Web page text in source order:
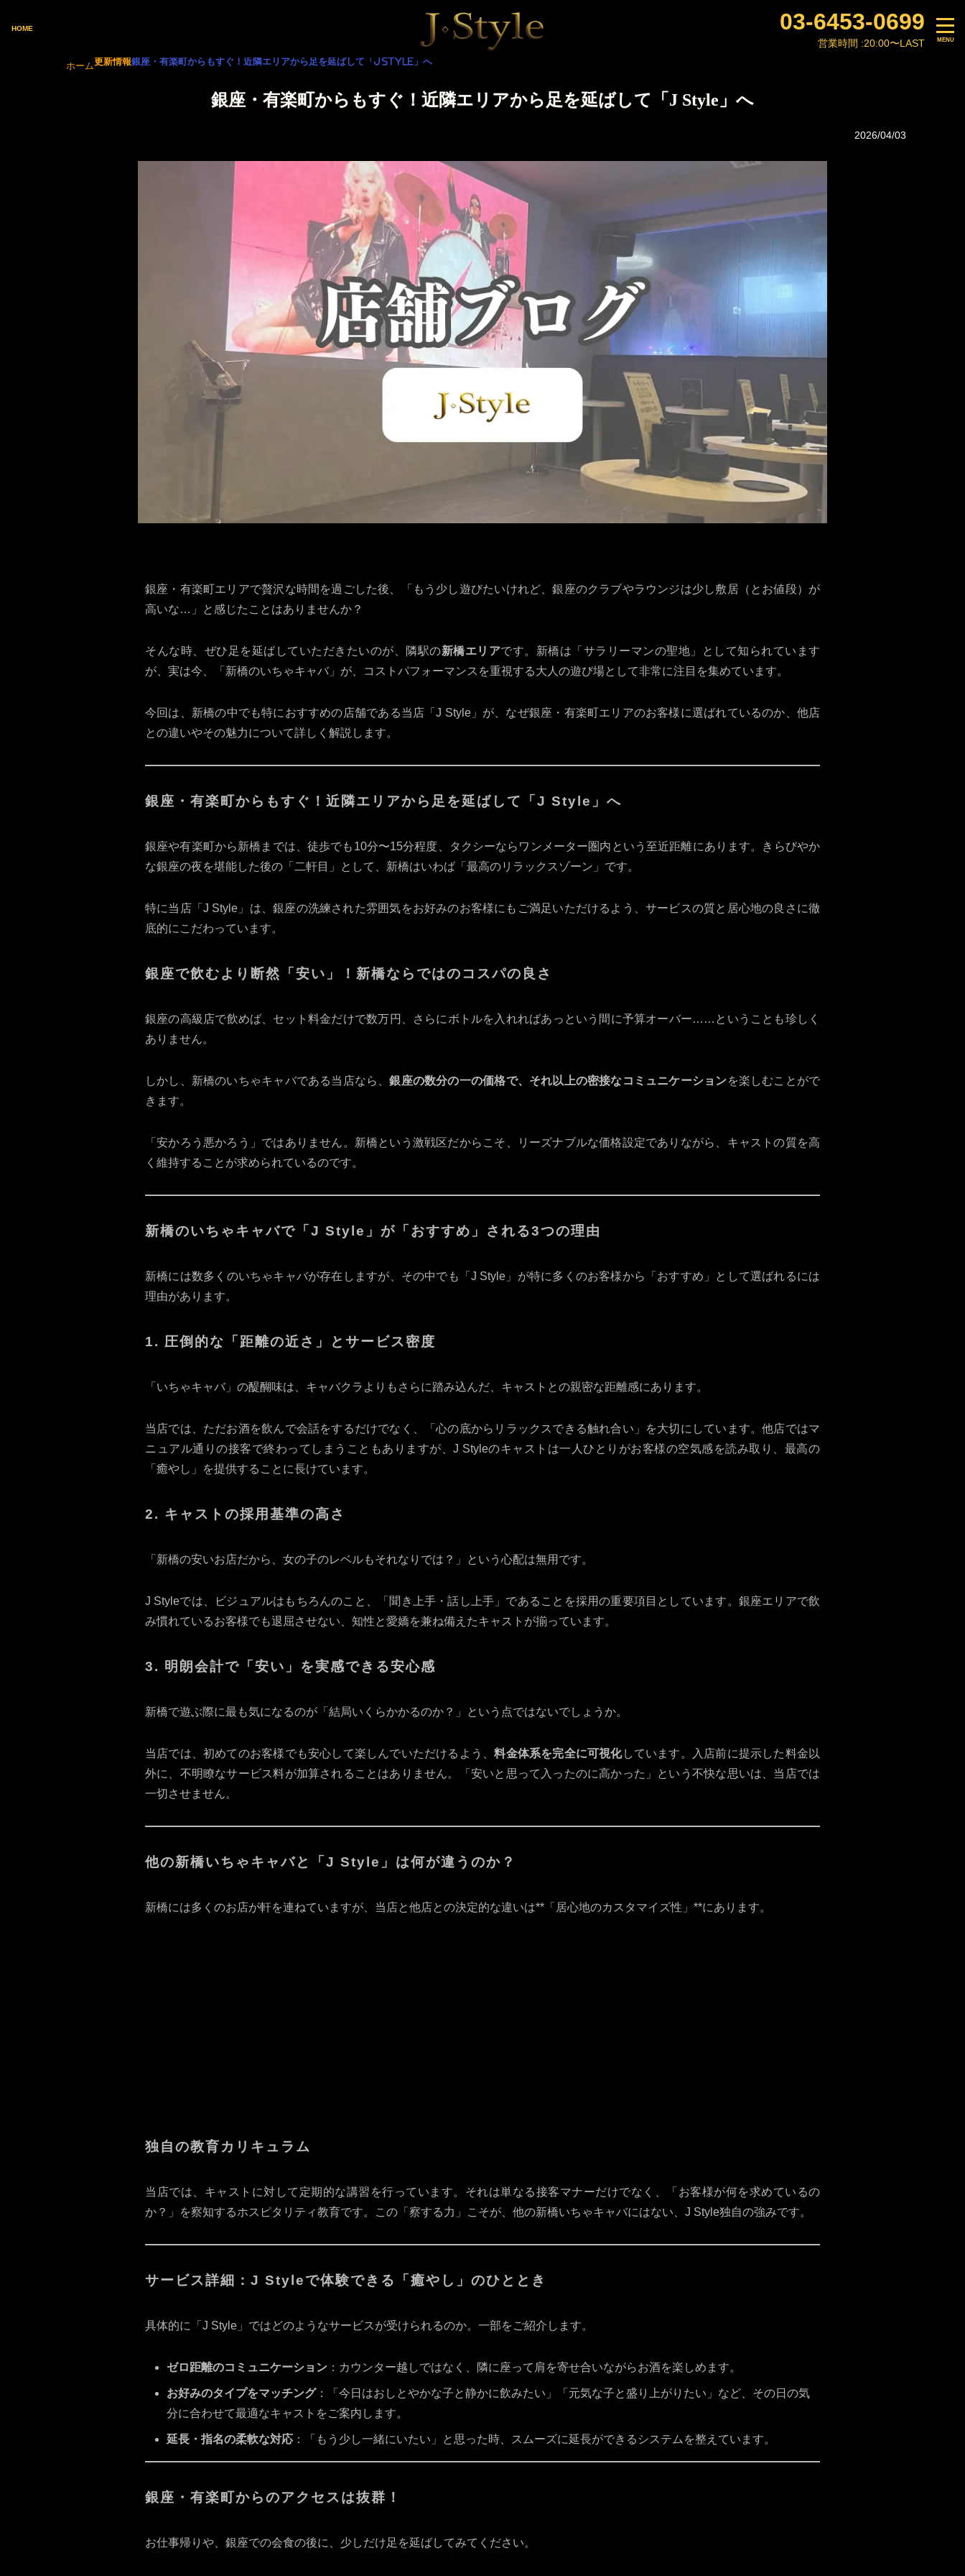
03-6453-0699
営業時間 :20:00〜LAST
HOME
ホーム更新情報銀座・有楽町からもすぐ！近隣エリアから足を延ばして「J Style」へ
銀座・有楽町からもすぐ！近隣エリアから足を延ばして「J Style」へ
2026/04/03
銀座・有楽町エリアで贅沢な時間を過ごした後、「もう少し遊びたいけれど、銀座のクラブやラウンジは少し敷居（とお値段）が
高いな…」と感じたことはありませんか？
そんな時、ぜひ足を延ばしていただきたいのが、隣駅の新橋エリアです。新橋は「サラリーマンの聖地」として知られています
が、実は今、「新橋のいちゃキャバ」が、コストパフォーマンスを重視する大人の遊び場として非常に注目を集めています。
今回は、新橋の中でも特におすすめの店舗である当店「J Style」が、なぜ銀座・有楽町エリアのお客様に選ばれているのか、他店
との違いやその魅力について詳しく解説します。
銀座・有楽町からもすぐ！近隣エリアから足を延ばして「J Style」へ
銀座や有楽町から新橋までは、徒歩でも10分〜15分程度、タクシーならワンメーター圏内という至近距離にあります。きらびやか
な銀座の夜を堪能した後の「二軒目」として、新橋はいわば「最高のリラックスゾーン」です。
特に当店「J Style」は、銀座の洗練された雰囲気をお好みのお客様にもご満足いただけるよう、サービスの質と居心地の良さに徹
底的にこだわっています。
銀座で飲むより断然「安い」！新橋ならではのコスパの良さ
銀座の高級店で飲めば、セット料金だけで数万円、さらにボトルを入れればあっという間に予算オーバー……ということも珍しく
ありません。
しかし、新橋のいちゃキャバである当店なら、銀座の数分の一の価格で、それ以上の密接なコミュニケーションを楽しむことがで
きます。
「安かろう悪かろう」ではありません。新橋という激戦区だからこそ、リーズナブルな価格設定でありながら、キャストの質を高
く維持することが求められているのです。
新橋のいちゃキャバで「J Style」が「おすすめ」される3つの理由
新橋には数多くのいちゃキャバが存在しますが、その中でも「J Style」が特に多くのお客様から「おすすめ」として選ばれるには
理由があります。
1. 圧倒的な「距離の近さ」とサービス密度
「いちゃキャバ」の醍醐味は、キャバクラよりもさらに踏み込んだ、キャストとの親密な距離感にあります。
当店では、ただお酒を飲んで会話をするだけでなく、「心の底からリラックスできる触れ合い」を大切にしています。他店ではマ
ニュアル通りの接客で終わってしまうこともありますが、J Styleのキャストは一人ひとりがお客様の空気感を読み取り、最高の
「癒やし」を提供することに長けています。
2. キャストの採用基準の高さ
「新橋の安いお店だから、女の子のレベルもそれなりでは？」という心配は無用です。
J Styleでは、ビジュアルはもちろんのこと、「聞き上手・話し上手」であることを採用の重要項目としています。銀座エリアで飲
み慣れているお客様でも退屈させない、知性と愛嬌を兼ね備えたキャストが揃っています。
3. 明朗会計で「安い」を実感できる安心感
新橋で遊ぶ際に最も気になるのが「結局いくらかかるのか？」という点ではないでしょうか。
当店では、初めてのお客様でも安心して楽しんでいただけるよう、料金体系を完全に可視化しています。入店前に提示した料金以
外に、不明瞭なサービス料が加算されることはありません。「安いと思って入ったのに高かった」という不快な思いは、当店では
一切させません。
他の新橋いちゃキャバと「J Style」は何が違うのか？
新橋には多くのお店が軒を連ねていますが、当店と他店との決定的な違いは**「居心地のカスタマイズ性」**にあります。
独自の教育カリキュラム
当店では、キャストに対して定期的な講習を行っています。それは単なる接客マナーだけでなく、「お客様が何を求めているの
か？」を察知するホスピタリティ教育です。この「察する力」こそが、他の新橋いちゃキャバにはない、J Style独自の強みです。
サービス詳細：J Styleで体験できる「癒やし」のひととき
具体的に「J Style」ではどのようなサービスが受けられるのか。一部をご紹介します。
ゼロ距離のコミュニケーション ：カウンター越しではなく、隣に座って肩を寄せ合いながらお酒を楽しめます。
お好みのタイプをマッチング：「今日はおしとやかな子と静かに飲みたい」「元気な子と盛り上がりたい」など、その日の気
分に合わせて最適なキャストをご案内します。
延長・指名の柔軟な対応 ：「もう少し一緒にいたい」と思った時、スムーズに延長ができるシステムを整えています。
銀座・有楽町からのアクセスは抜群！
お仕事帰りや、銀座での会食の後に、少しだけ足を延ばしてみてください。